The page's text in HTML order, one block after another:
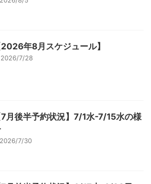
2026年8月スケジュール】
2026/7/28
7月後半予約状況】7/1水-7/15水の様
2026/7/30